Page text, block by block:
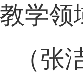
教学领
（张